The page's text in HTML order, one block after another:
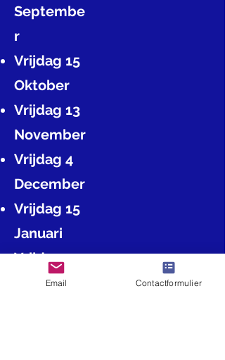
Septembe
r
Vrijdag 15
Oktober
Vrijdag 13
November
Vrijdag 4
December
Vrijdag 15
Januari
Vrijdag 5
MaartEmail Contactformulier